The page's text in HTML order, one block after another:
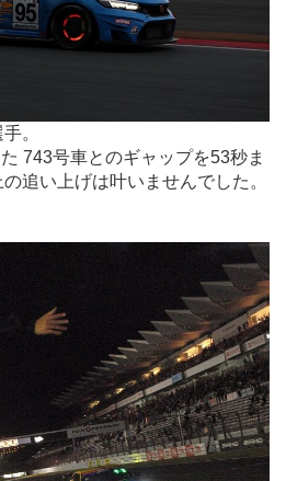
。
743号車とのギャップを53秒ま
追い上げは叶いませんでした。